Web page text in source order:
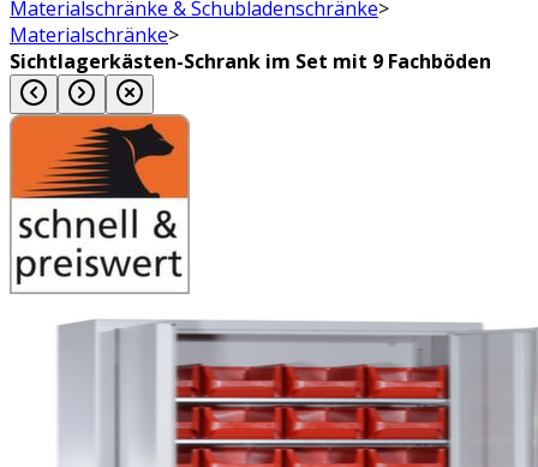
Materialschränke & Schubladenschränke>
Materialschränke>
Sichtlagerkästen-Schrank im Set mit 9 Fachböden